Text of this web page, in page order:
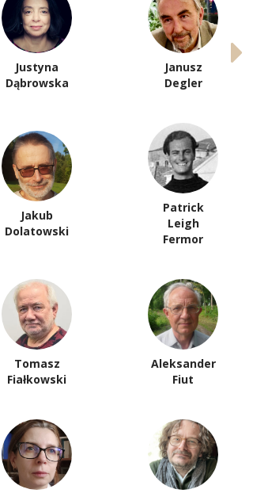
Justyna
Dąbrowska
Janusz
Degler
Jakub
Dolatowski
Patrick
Leigh
Fermor
Tomasz
Fiałkowski
Aleksander
Fiut